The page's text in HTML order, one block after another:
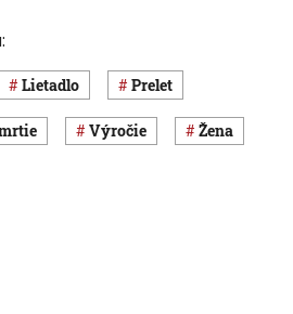
lietadlo prelet
výročie žena